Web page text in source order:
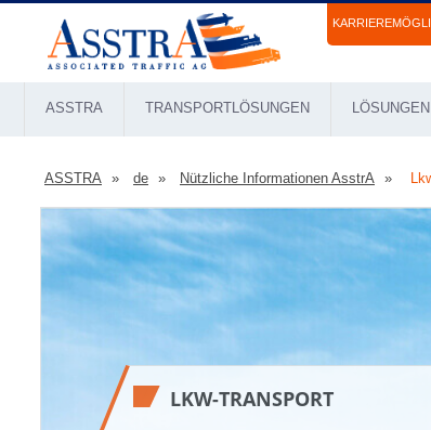
ASSTRA TRANSPORTLÖSUNGEN
ASSTRA de Nützliche Informationen AsstrA
LKW-TRANSPORT